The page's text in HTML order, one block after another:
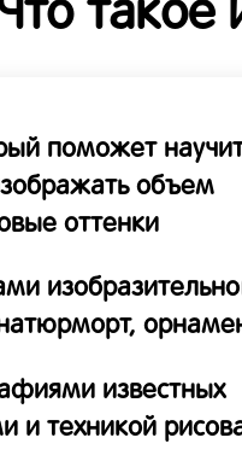
такое
поможет
объем
оттенки
известных
и техникой